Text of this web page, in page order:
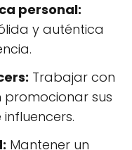
personal:
y auténtica
Trabajar con
sus
Mantener un